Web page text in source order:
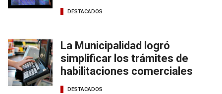
DESTACADOS
La Municipalidad logró
simplificar los trámites de
habilitaciones comerciales
DESTACADOS